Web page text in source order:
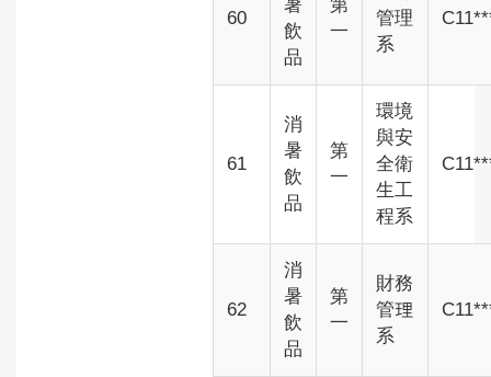
60
暑
飲
品
第
一
管理
系
61
消
暑
飲
品
第
一
環境
與安
全衛
生工
程系
62
消
暑
飲
品
第
一
財務
管理
系